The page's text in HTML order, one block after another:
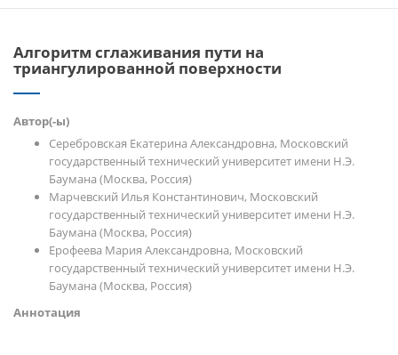
Алгоритм сглаживания пути на
триангулированной поверхности
Автор(-ы)
Серебровская Екатерина Александровна, Московский
государственный технический университет имени Н.Э.
Баумана (Москва, Россия)
Марчевский Илья Константинович, Московский
государственный технический университет имени Н.Э.
Баумана (Москва, Россия)
Ерофеева Мария Александровна, Московский
государственный технический университет имени Н.Э.
Баумана (Москва, Россия)
Аннотация